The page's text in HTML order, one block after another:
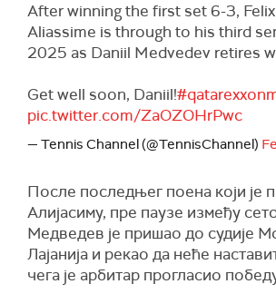
After winning the first set 6-3,
Aliassime is through to his third
2025 as Daniil Medvedev retires
Get well soon, Daniil!
pic.twitter.com/ZaOZOHrPwc
— Tennis Channel (@TennisChannel)
После последњег поена који је
Алијасиму, пре паузе између
Медведев је пришао до судије
Лајанија и рекао да неће
чега је арбитар прогласио